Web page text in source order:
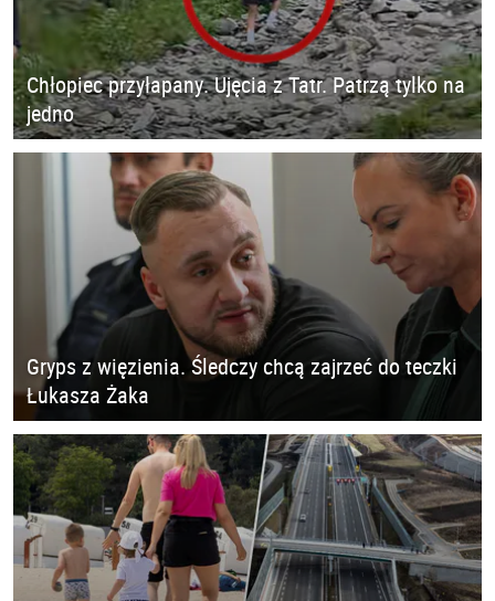
Chłopiec przyłapany. Ujęcia z Tatr. Patrzą tylko na
jedno
Gryps z więzienia. Śledczy chcą zajrzeć do teczki
Łukasza Żaka